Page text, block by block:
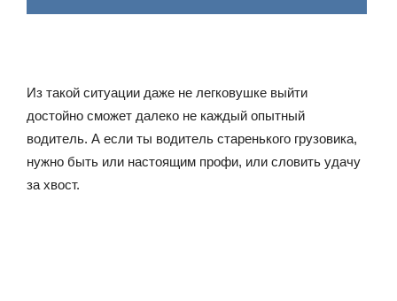
Из такой ситуации даже не легковушке выйти
достойно сможет далеко не каждый опытный
водитель. А если ты водитель старенького грузовика,
нужно быть или настоящим профи, или словить удачу
за хвост.